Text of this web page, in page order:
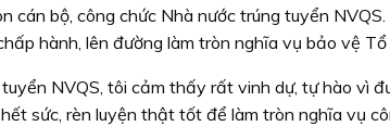
cán bộ, công chức Nhà nước trúng tuyển
hành, lên đường làm tròn nghĩa vụ bảo vệ Tổ
NVQS, tôi cảm thấy rất vinh dự, tự hào vì
sức, rèn luyện thật tốt để làm tròn nghĩa vụ